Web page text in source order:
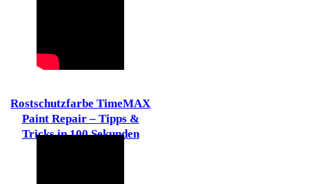
Rostschutzfarbe TimeMAX
Paint Repair – Tipps &
Tricks in 100 Sekunden